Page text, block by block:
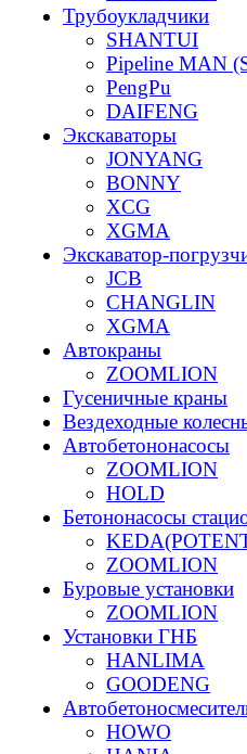
Трубоукладчики
SHANTUI
Pipeline MAN
PengPu
DAIFENG
Экскаваторы
JONYANG
BONNY
XCG
XGMA
Экскаватор-
JCB
CHANGLIN
XGMA
Автокраны
ZOOMLION
Гусеничные краны
Вездеходные
Автобетононасосы
ZOOMLION
HOLD
Бетононасосы
ZOOMLION
Буровые установки
ZOOMLION
Установки ГНБ
HANLIMA
GOODENG
HOWO